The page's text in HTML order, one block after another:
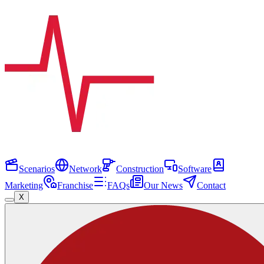
Scenarios Network Construction
Software
Marketing
Franchise FAQs Our News Contact
X